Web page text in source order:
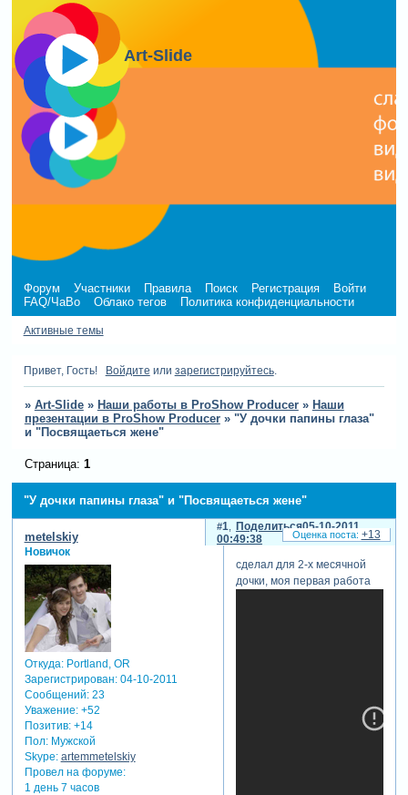
Art-Slide
Форум Участники Правила Поиск Регистрация
Войти
FAQ/ЧаВо
Облако тегов Политика конфиденциальности
Активные темы
Привет, Гость! Войдите или зарегистрируйтесь.
» Art-Slide » Наши работы в ProShow Producer » Наши
презентации в ProShow Producer » "У дочки папины глаза"
и "Посвящаеться жене"
"У дочки папины глаза" и "Посвящаеться жене"
Страница: 1
Поделиться
1
05-10-2011
00:49:38
metelskiy
Новичок
Откуда:Portland, OR
Зарегистрирован: 04-10-2011
Сообщений:23
Уважение: +52
Позитив: +14
Пол:Мужской
Skype: artemmetelskiy
Провел на форуме:
1 день 7 часов
сделал для 2-х месячной
дочки, моя первая работа
+13